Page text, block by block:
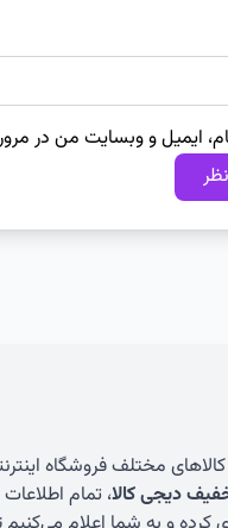
ایمیل و وبسایت من در
مختلف فروشگاه
دیجی کالا، تمام